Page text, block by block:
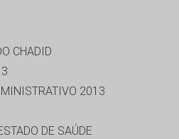
CHADID
2013
DE SAÚDE